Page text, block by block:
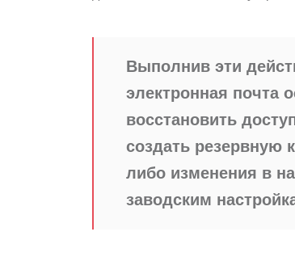
Выполнив эти
электронная почта
восстановить
создать резервную
либо изменения в
заводским